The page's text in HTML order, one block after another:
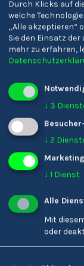
Durch Klicks auf
welche
„Alle akzeptieren“
Sie den Einsatz
mehr zu erfahren,
↓ 3
↓ 2
Marketing
↓ 1 Dienst
Alle
Mit
oder